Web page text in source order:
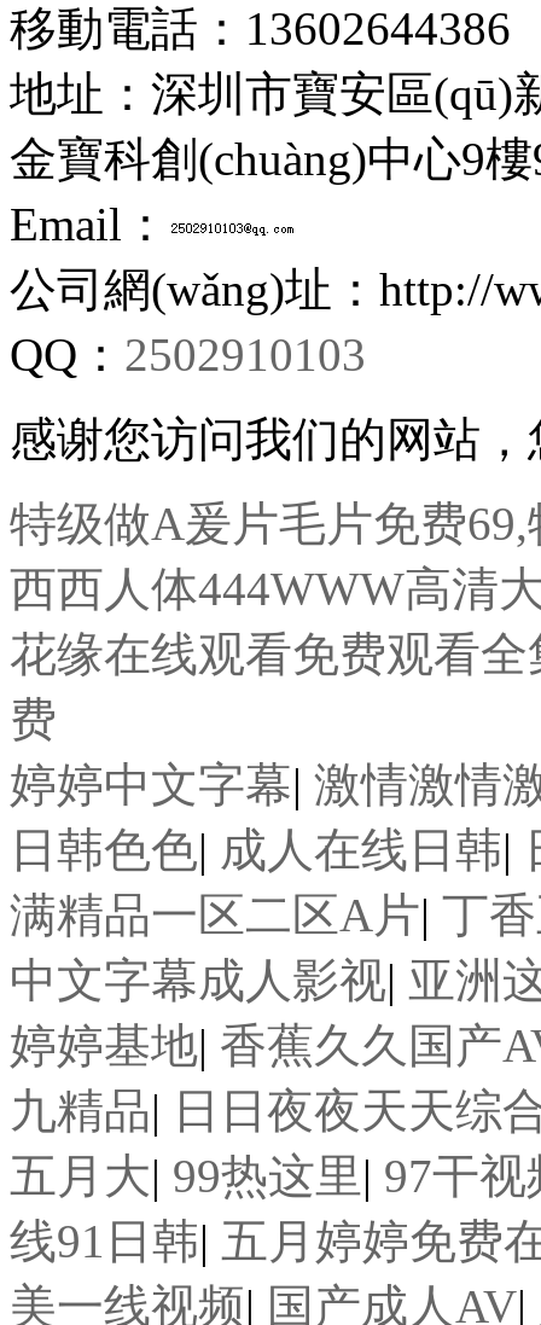
移動電話：13602644386
地址：深圳市寶安區(qū)
金寶科創(chuàng)中心9
Email：
公司網(wǎng)址：http://
QQ： 2502910103
感谢您访问我们的网站
特级做A爰片毛片免费
西西人体444WWW高清
花缘在线观看免费观看
费
婷婷中文字幕| 激情激情
日韩色色| 成人在线日韩|
满精品一区二区A片| 丁
中文字幕成人影视| 亚洲
婷婷基地| 香蕉久久国产
九精品| 日日夜夜天天综
五月大| 99热这里| 97干
线91日韩| 五月婷婷免费
美一线视频| 国产成人AV|